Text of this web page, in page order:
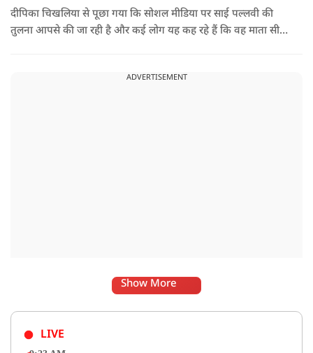
दीपिका चिखलिया से पूछा गया कि सोशल मीडिया पर साई पल्लवी की
तुलना आपसे की जा रही है और कई लोग यह कह रहे हैं कि वह माता सीता
ADVERTISEMENT
Show More
LIVE